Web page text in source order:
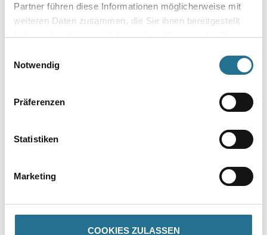
Partner führen diese Informationen möglicherweise mit
weiteren Daten zusammen, die Sie ihnen bereitgestellt
haben oder die sie im Rahmen Ihrer Nutzung der Dienste
Notwendig
Präferenzen
Statistiken
Marketing
COOKIES ZULASSEN
WD Skelettpistole für
Kartuschen
Bitte einloggen, um Preise zu